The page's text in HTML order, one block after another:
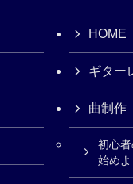
HOME
ギター
曲制作
初心
始めよ